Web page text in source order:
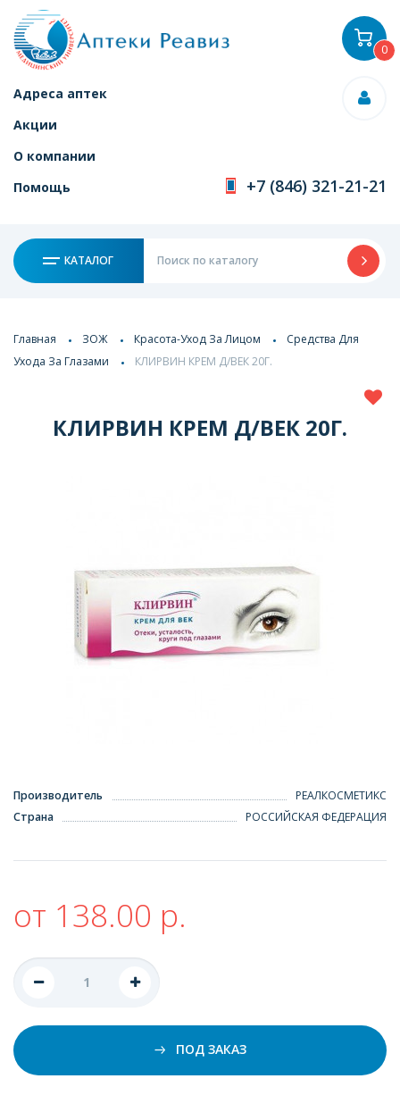
Адреса аптек
Акции
О компании
Помощь
+7 (846) 321-21-21
КАТАЛОГ
0
Главная ЗОЖ Красота-Уход За Лицом
Средства Для
Ухода За Глазами
КЛИРВИН КРЕМ Д/ВЕК 20Г.
КЛИРВИН КРЕМ Д/ВЕК 20Г.
Производитель
РЕАЛКОСМЕТИКС
Страна
РОССИЙСКАЯ ФЕДЕРАЦИЯ
от 138.00 р.
ПОД ЗАКАЗ